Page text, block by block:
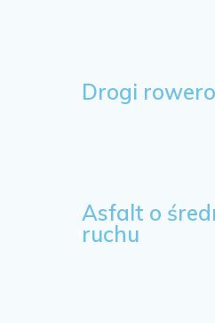
Drogi
Asfalt o
ruchu